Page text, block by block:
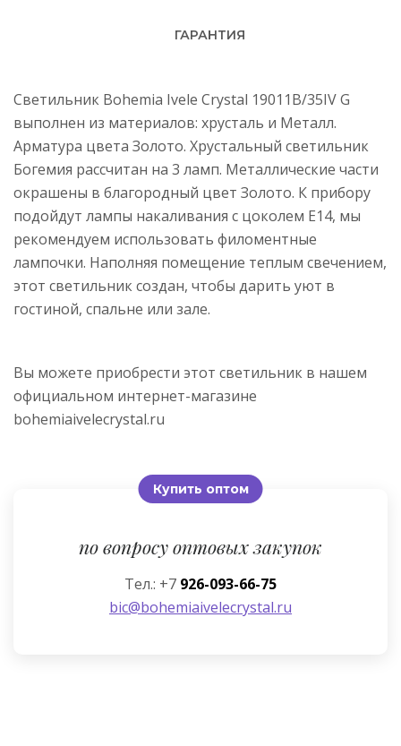
ГАРАНТИЯ
Светильник Bohemia Ivele Crystal 19011B/35IV G
выполнен из материалов: хрусталь и Металл.
Арматура цвета Золото. Хрустальный светильник
Богемия рассчитан на 3 ламп. Металлические части
окрашены в благородный цвет Золото. К прибору
подойдут лампы накаливания с цоколем E14, мы
рекомендуем использовать филоментные
лампочки. Наполняя помещение теплым свечением,
этот светильник создан, чтобы дарить уют в
гостиной, спальне или зале.
Вы можете приобрести этот светильник в нашем
официальном интернет-магазине
bohemiaivelecrystal.ru
Купить оптом
по вопросу оптовых закупок
Тел.: +7 926-093-66-75
bic@bohemiaivelecrystal.ru